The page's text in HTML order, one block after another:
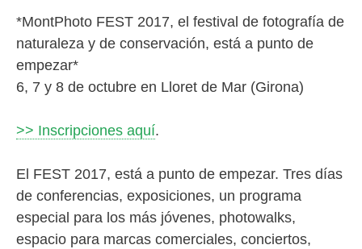
*MontPhoto FEST 2017, el festival de fotografía de
naturaleza y de conservación, está a punto de
empezar*
6, 7 y 8 de octubre en Lloret de Mar (Girona)
>> Inscripciones aquí.
El FEST 2017, está a punto de empezar. Tres días
de conferencias, exposiciones, un programa
especial para los más jóvenes, photowalks,
espacio para marcas comerciales, conciertos,